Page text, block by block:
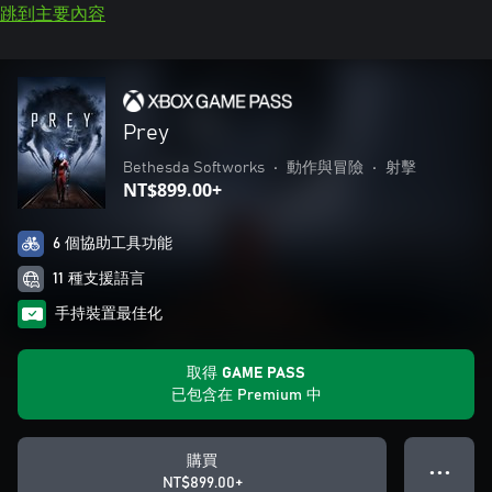
跳到主要內容
Prey
Bethesda Softworks • 動作與冒險 • 射擊
NT$899.00+
6 個協助工具功能
11 種支援語言
手持裝置最佳化
取得 GAME PASS
已包含在 Premium 中
購買
NT$899.00+
● ● ●